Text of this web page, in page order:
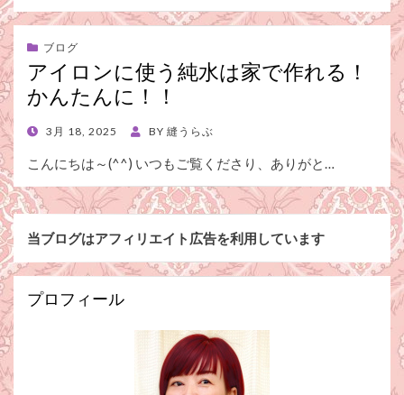
ブログ
アイロンに使う純水は家で作れる！
かんたんに！！
POSTED
3月 18, 2025 BY 縫うらぶ
こんにちは～(^^) いつもご覧くださり、ありがと…
当ブログはアフィリエイト広告を利用しています
プロフィール